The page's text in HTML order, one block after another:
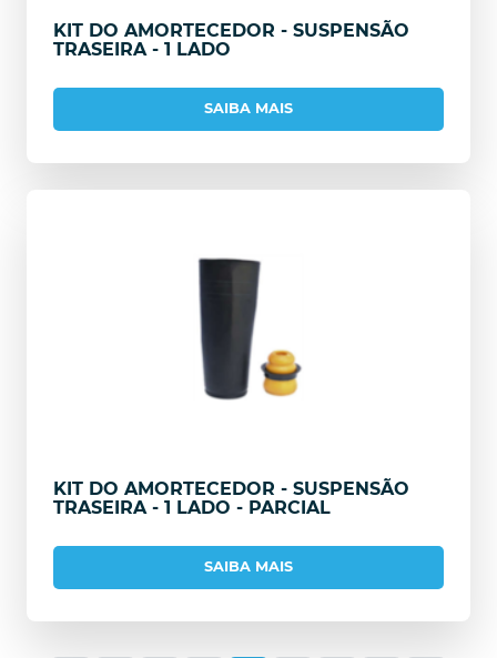
KIT DO AMORTECEDOR - SUSPENSÃO
TRASEIRA - 1 LADO
SAIBA MAIS
KIT DO AMORTECEDOR - SUSPENSÃO
TRASEIRA - 1 LADO - PARCIAL
SAIBA MAIS